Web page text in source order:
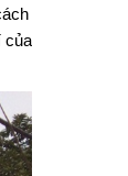
của